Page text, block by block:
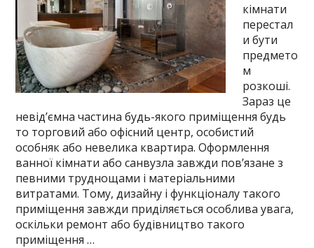
кімнати
перестал
и бути
предмето
м
розкоші.
Зараз це
невід’ємна частина будь-якого приміщення будь
то торговий або офісний центр, особистий
особняк або невелика квартира. Оформлення
ванної кімнати або санвузла завжди пов’язане з
певними труднощами і матеріальними
витратами. Тому, дизайну і функціоналу такого
приміщення завжди приділяється особлива увага,
оскільки ремонт або будівництво такого
приміщення …